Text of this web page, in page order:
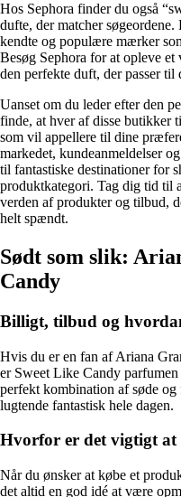
Hos Sephora finder du også
dufte, der matcher
kendte og populære mærker
Besøg Sephora for at opleve
den perfekte duft, der passer til
Uanset om du leder efter den
finde, at hver af disse butikker
som vil appellere til dine
markedet, kundeanmeldelser
til fantastiske destinationer for
produktkategori. Tag dig tid til
verden af produkter og tilbud,
helt spændt.
Sødt som slik:
Candy
Billigt, tilbud og
Hvis du er en fan af Ariana
er Sweet Like Candy
perfekt kombination af søde
lugtende fantastisk hele dagen.
Hvorfor er det vigtigt
Når du ønsker at købe et
det altid en god idé at være